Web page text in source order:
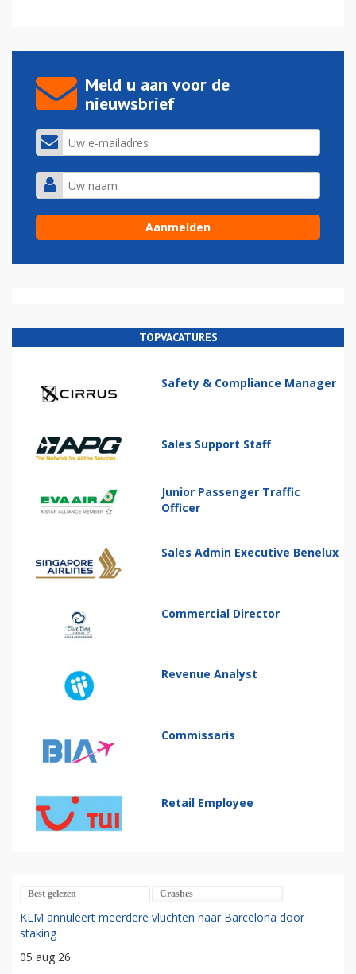
Meld u aan voor de
nieuwsbrief
TOPVACATURES
Safety & Compliance Manager
Sales Support Staff
Junior Passenger Traffic
Officer
Sales Admin Executive Benelux
Commercial Director
Revenue Analyst
Commissaris
Retail Employee
Best gelezen Crashes
KLM annuleert meerdere vluchten naar Barcelona door
staking
05 aug 26